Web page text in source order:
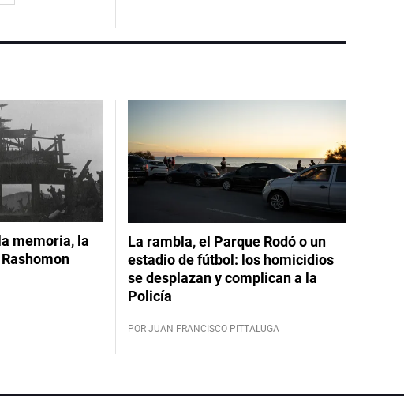
memoria, la
La rambla, el Parque Rodó o un
estadio de fútbol: los homicidios
se desplazan y complican a la
Policía
POR JUAN FRANCISCO PITTALUGA